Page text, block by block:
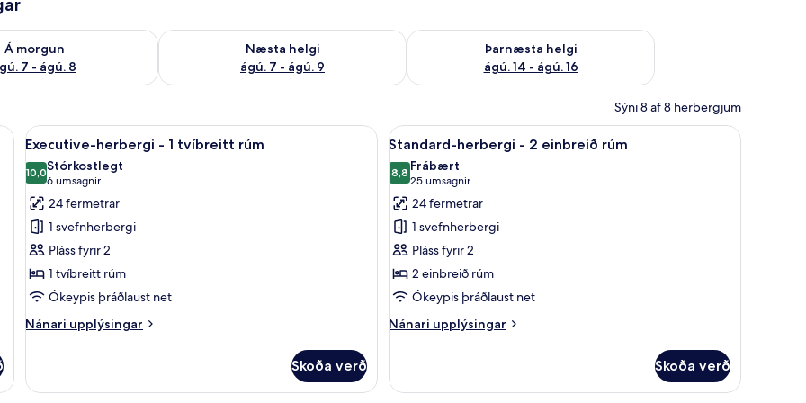
Á morgun
7 - ágú. 8
á morgun ágú. 7 - ágú. 8
Næsta helgi
ágú. 7 - ágú. 9
Athuga framboð næstu helgi ágú. 7 - ágú. 9
Þarnæsta helgi
ágú. 14 - ágú. 16
Athuga framboð þarnæstu helgi ágú. 14 - ágú. 16
Sýni 8 af 8 herbergjum
öryggishólf í herbergi
Skoða
allar
myndir
fyrir
Executive-
herbergi
-
1
tvíbreitt
rúm
Ofnæmisprófaður sængurfatnaður, öryggishólf í herbergi
7
Executive-herbergi - 1 tvíbreitt rúm
10,010,0 af 10
Stórkostlegt
6 umsagnir
(6
umsagnir)
24 fermetrar
1 svefnherbergi
Pláss fyrir 2
1 tvíbreitt rúm
Ókeypis þráðlaust net
Nánari upplýsingar
Nánari
herbergi
Skoða verð
Skoða
allar
myndir
fyrir
Standard-
herbergi
-
2
einbreið
rúm
Standard-herbergi - 2 einbreið rúm |
7
Standard-herbergi - 2 einbreið rúm
8,88,8 af 10
Frábært
25 umsagnir
(25
umsagnir)
24 fermetrar
1 svefnherbergi
Pláss fyrir 2
2 einbreið rúm
Ókeypis þráðlaust net
Nánari upplýsingar
Nánari
herbergi
Skoða verð